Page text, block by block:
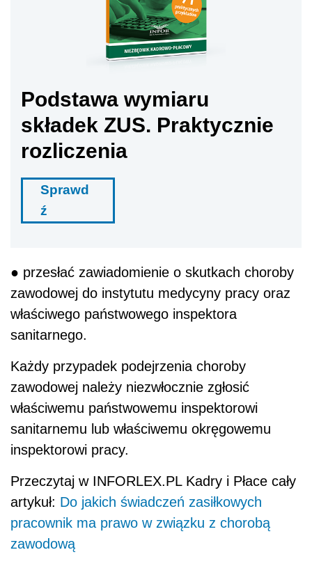
Podstawa wymiaru
składek ZUS. Praktycznie
rozliczenia
Sprawd
ź
● przesłać zawiadomienie o skutkach choroby
zawodowej do instytutu medycyny pracy oraz
właściwego państwowego inspektora
sanitarnego.
Każdy przypadek podejrzenia choroby
zawodowej należy niezwłocznie zgłosić
właściwemu państwowemu inspektorowi
sanitarnemu lub właściwemu okręgowemu
inspektorowi pracy.
Przeczytaj w INFORLEX.PL Kadry i Płace cały
artykuł: Do jakich świadczeń zasiłkowych
pracownik ma prawo w związku z chorobą
zawodową